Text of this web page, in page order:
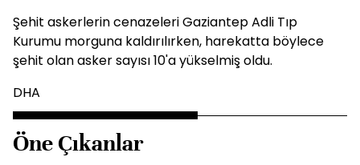
Şehit askerlerin cenazeleri Gaziantep Adli Tıp
Kurumu morguna kaldırılırken, harekatta böylece
şehit olan asker sayısı 10'a yükselmiş oldu.
DHA
Öne Çıkanlar